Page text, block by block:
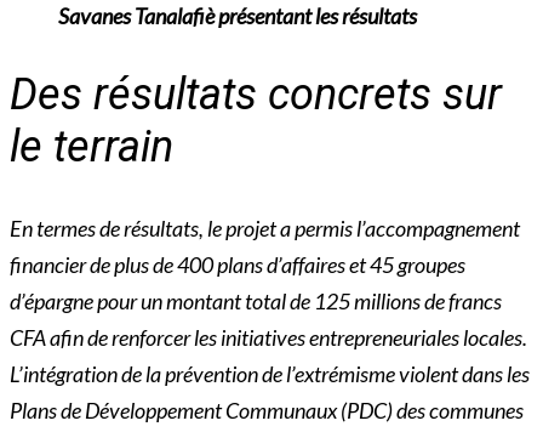
Savanes Tanalafiè présentant les résultats
Des résultats concrets sur
le terrain
En termes de résultats, le projet a permis l’accompagnement
financier de plus de 400 plans d’affaires et 45 groupes
d’épargne pour un montant total de 125 millions de francs
CFA afin de renforcer les initiatives entrepreneuriales locales.
L’intégration de la prévention de l’extrémisme violent dans les
Plans de Développement Communaux (PDC) des communes